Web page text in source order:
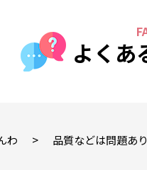
よくあ
わ > 品質などは問題あ